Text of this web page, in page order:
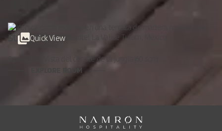
Quick View
SUITE JAGUAR
2 personas Vista del cenote de la jungla
EXPLORE ROOM